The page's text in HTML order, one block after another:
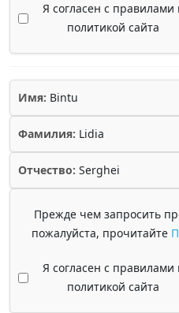
Я согласен с правилами
политикой сайта
Имя: Bintu
Фамилия: Lidia
Отчество: Serghei
Прежде чем запросить
пожалуйста, прочитайте
Я согласен с правилами
политикой сайта